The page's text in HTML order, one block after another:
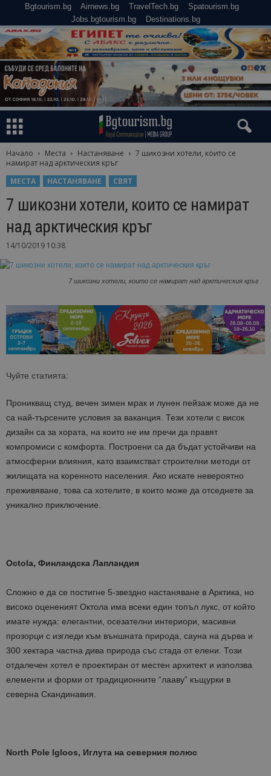
Bgtourism.bg Airnews.bg TravelTech.bg
Spatourism.bg
Jobs.bgtourism.bg
Destinations.bg
Начало Места Настаняване
7 шикозни хотели, които се
намират над арктическия кръг
МЕСТА
НАСТАНЯВАНЕ СВЯТ
7 шикозни хотели, които се намират
над арктическия кръг
14/10/2019 10:38
7 шикозни хотели, които се намират над арктическия кръг
Чуйте статията:
Проникващ студ, вечен зимен мрак и лунен пейзаж може да не
са най-търсените условия за ваканция. Тези хотели с висок
дизайн са за хората, на които не им пречи да правят
компромиси с комфорта. Построени са да бъдат устойчиви на
атмосферни влияния, като взаимстват строителни методи от
жилищата на коренното населения. Ако искате невероятно
преживяване, това са хотелите, в които може да отседнете за
уникално приключение.
Octola, Финландска Лапландия
Сложно е да се постигне 5-звездно настаняване в Арктика, но
високо оцененият Октола има всеки един топъл лукс, от който
имате нужда: елегантни, осезателни интериори, масивни
прозорци с изгледи към външната природа, сауна на дърва и
300 хектара частна дива природа със стада от елени. Този
отдалечен хотел е проектиран от местен архитект и използва
елементи и форми от традиционните “лааву” къщурки в
северна Скандинавия.
North Pole Igloos, Иглута на северния полюс